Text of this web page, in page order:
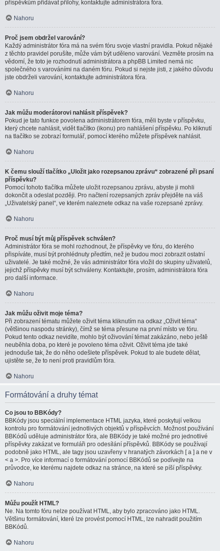
příspěvkům přidávat přílohy, kontaktujte administrátora fóra.
Nahoru
Proč jsem obdržel varování?
Každý administrátor fóra má na svém fóru svoje vlastní pravidla. Pokud nějaké
z těchto pravidel porušíte, může vám být uděleno varování. Vezměte prosím na
vědomí, že toto je rozhodnutí administrátora a phpBB Limited nemá nic
společného s varováními na daném fóru. Pokud si nejste jisti, z jakého důvodu
jste obdrželi varování, kontaktujte administrátora fóra.
Nahoru
Jak můžu moderátorovi nahlásit příspěvek?
Pokud je tato funkce povolena administrátorem fóra, měli byste v příspěvku,
který chcete nahlásit, vidět tlačítko (ikonu) pro nahlášení příspěvku. Po kliknutí
na tlačítko se zobrazí formulář, pomocí kterého můžete příspěvek nahlásit.
Nahoru
K čemu slouží tlačítko „Uložit jako rozepsanou zprávu“ zobrazené při psaní
příspěvku?
Pomocí tohoto tlačítka můžete uložit rozepsanou zprávu, abyste ji mohli
dokončit a odeslat později. Pro načtení rozepsaných zpráv přejděte na váš
„Uživatelský panel“, ve kterém naleznete odkaz na vaše rozepsané zprávy.
Nahoru
Proč musí být můj příspěvek schválen?
Administrátor fóra se mohl rozhodnout, že příspěvky ve fóru, do kterého
přispíváte, musí být prohlédnuty předtím, než je budou moci zobrazit ostatní
uživatelé. Je také možné, že vás administrátor fóra vložil do skupiny uživatelů,
jejichž příspěvky musí být schváleny. Kontaktujte, prosím, administrátora fóra
pro další informace.
Nahoru
Jak můžu oživit moje téma?
Při zobrazení tématu můžete oživit téma kliknutím na odkaz „Oživit téma“
(většinou naspodu stránky), čímž se téma přesune na první místo ve fóru.
Pokud tento odkaz nevidíte, mohlo být oživování témat zakázáno, nebo ještě
neuběhla doba, po které je povoleno téma oživit. Oživit téma jde také
jednoduše tak, že do něho odešlete příspěvek. Pokud to ale budete dělat,
ujistěte se, že to není proti pravidlům fóra.
Nahoru
Formátování a druhy témat
Co jsou to BBKódy?
BBKódy jsou speciální implementace HTML jazyka, které poskytují velkou
kontrolu pro formátování jednotlivých objektů v příspěvcích. Možnost používání
BBKódů uděluje administrátor fóra, ale BBKódy je také možné pro jednotlivé
příspěvky zakázat ve formuláři pro odesílání příspěvků. BBKódy se používají
podobně jako HTML, ale tagy jsou uzavřeny v hranatých závorkách [ a ] a ne v
< a >. Pro více informací o formátování pomocí BBKódů se podívejte na
průvodce, ke kterému najdete odkaz na stránce, na které se píší příspěvky.
Nahoru
Můžu použít HTML?
Ne. Na tomto fóru nelze používat HTML, aby bylo zpracováno jako HTML.
Většinu formátování, které lze provést pomocí HTML, lze nahradit použitím
BBKódů.
Nahoru